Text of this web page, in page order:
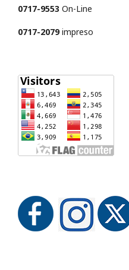
0717-9553 On-Line
0717-2079impreso